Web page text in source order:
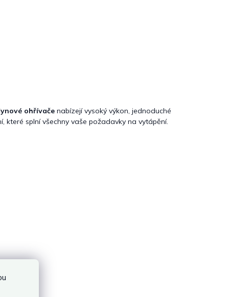
ohřívače nabízejí vysoký výkon, jednoduché
které splní všechny vaše požadavky na vytápění.